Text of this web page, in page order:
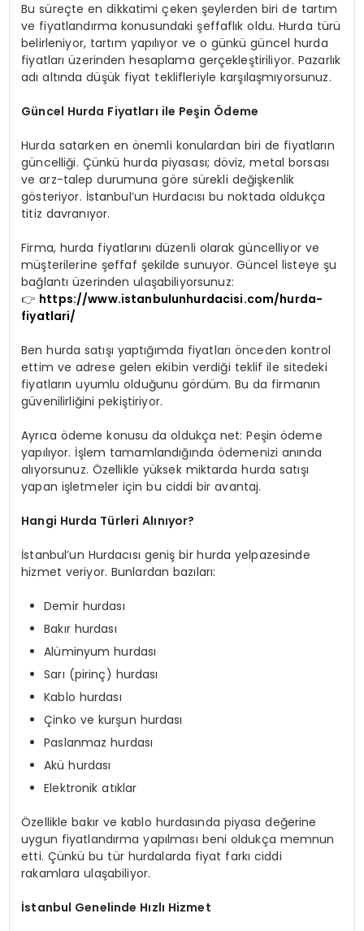
Bu süreçte en dikkatimi çeken şeylerden biri de tartım
ve fiyatlandırma konusundaki şeffaflık oldu. Hurda türü
belirleniyor, tartım yapılıyor ve o günkü güncel hurda
fiyatları üzerinden hesaplama gerçekleştiriliyor. Pazarlık
adı altında düşük fiyat teklifleriyle karşılaşmıyorsunuz.
Güncel Hurda Fiyatları ile Peşin Ödeme
Hurda satarken en önemli konulardan biri de fiyatların
güncelliği. Çünkü hurda piyasası; döviz, metal borsası
ve arz-talep durumuna göre sürekli değişkenlik
gösteriyor. İstanbul’un Hurdacısı bu noktada oldukça
titiz davranıyor.
Firma, hurda fiyatlarını düzenli olarak güncelliyor ve
müşterilerine şeffaf şekilde sunuyor. Güncel listeye şu
bağlantı üzerinden ulaşabiliyorsunuz:
👉 https://www.istanbulunhurdacisi.com/hurda-
fiyatlari/
Ben hurda satışı yaptığımda fiyatları önceden kontrol
ettim ve adrese gelen ekibin verdiği teklif ile sitedeki
fiyatların uyumlu olduğunu gördüm. Bu da firmanın
güvenilirliğini pekiştiriyor.
Ayrıca ödeme konusu da oldukça net: Peşin ödeme
yapılıyor. İşlem tamamlandığında ödemenizi anında
alıyorsunuz. Özellikle yüksek miktarda hurda satışı
yapan işletmeler için bu ciddi bir avantaj.
Hangi Hurda Türleri Alınıyor?
İstanbul’un Hurdacısı geniş bir hurda yelpazesinde
hizmet veriyor. Bunlardan bazıları:
Demir hurdası
Bakır hurdası
Alüminyum hurdası
Sarı (pirinç) hurdası
Kablo hurdası
Çinko ve kurşun hurdası
Paslanmaz hurdası
Akü hurdası
Elektronik atıklar
Özellikle bakır ve kablo hurdasında piyasa değerine
uygun fiyatlandırma yapılması beni oldukça memnun
etti. Çünkü bu tür hurdalarda fiyat farkı ciddi
rakamlara ulaşabiliyor.
İstanbul Genelinde Hızlı Hizmet